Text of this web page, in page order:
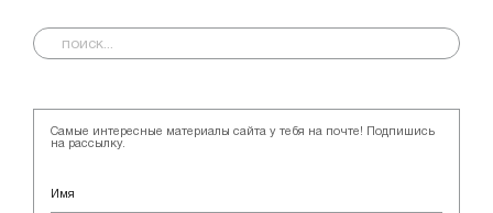
Самые интересные материалы сайта у тебя на почте! Подпишись
на рассылку.
Имя